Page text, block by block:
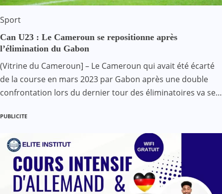
Sport
Can U23 : Le Cameroun se repositionne après
l’élimination du Gabon
(Vitrine du Cameroun] – Le Cameroun qui avait été écarté
de la course en mars 2023 par Gabon après une double
confrontation lors du dernier tour des éliminatoires va se…
PUBLICITE